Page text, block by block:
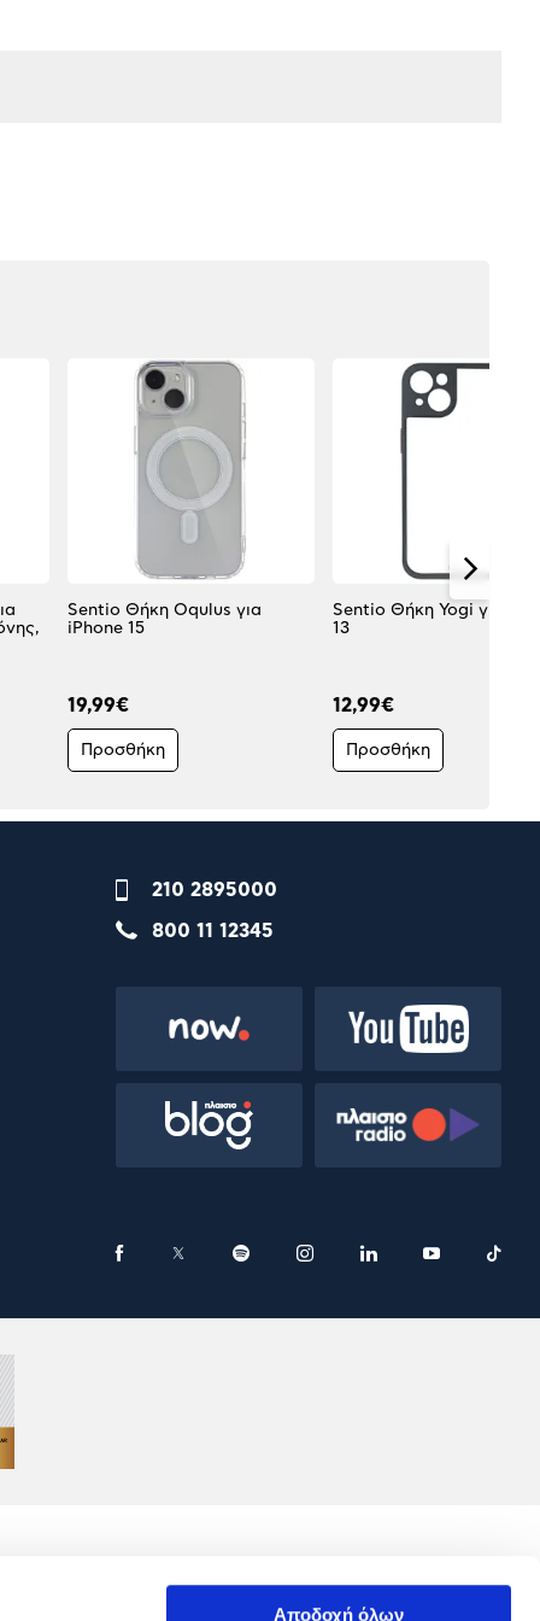
Αποδοχή όλων
Sentio Θήκη Oqulus για
iPhone 15
19,99€
Προσθήκη
Sentio Θήκη Yogi για
13
12,99€
Προσθήκη
210 2895000
800 11 12345